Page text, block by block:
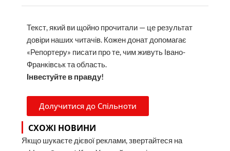
Текст, який ви щойно прочитали — це результат
довіри наших читачів. Кожен донат допомагає
«Репортеру» писати про те, чим живуть Івано-
Франківськ та область.
Інвестуйте в правду!
Долучитися до Спільноти
СХОЖІ НОВИНИ
Якщо шукаєте дієвої реклами, звертайтеся на